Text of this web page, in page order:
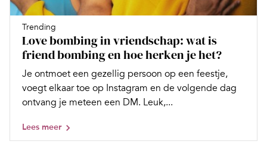
Trending
Love bombing in vriendschap: wat is
friend bombing en hoe herken je het?
Je ontmoet een gezellig persoon op een feestje,
voegt elkaar toe op Instagram en de volgende dag
ontvang je meteen een DM. Leuk,...
Lees meer